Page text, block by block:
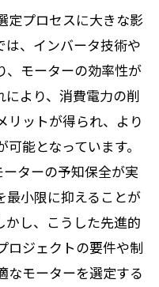
定プロセスに大きな影
は、インバータ技術や
、モーターの効率性が
より、消費電力の削
リットが得られ、より
能となっています。
ターの予知保全が実
最小限に抑えることが
かし、こうした先進的
ロジェクトの要件や制
なモーターを選定する